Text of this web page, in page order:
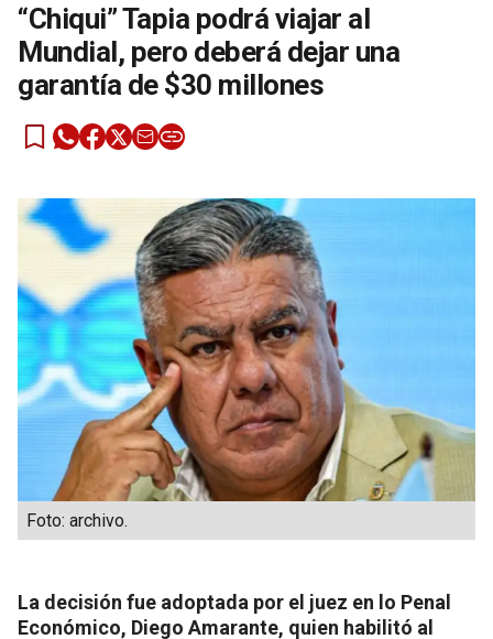
“Chiqui” Tapia podrá viajar al
Mundial, pero deberá dejar una
garantía de $30 millones
Foto: archivo.
La decisión fue adoptada por el juez en lo Penal
Económico, Diego Amarante, quien habilitó al